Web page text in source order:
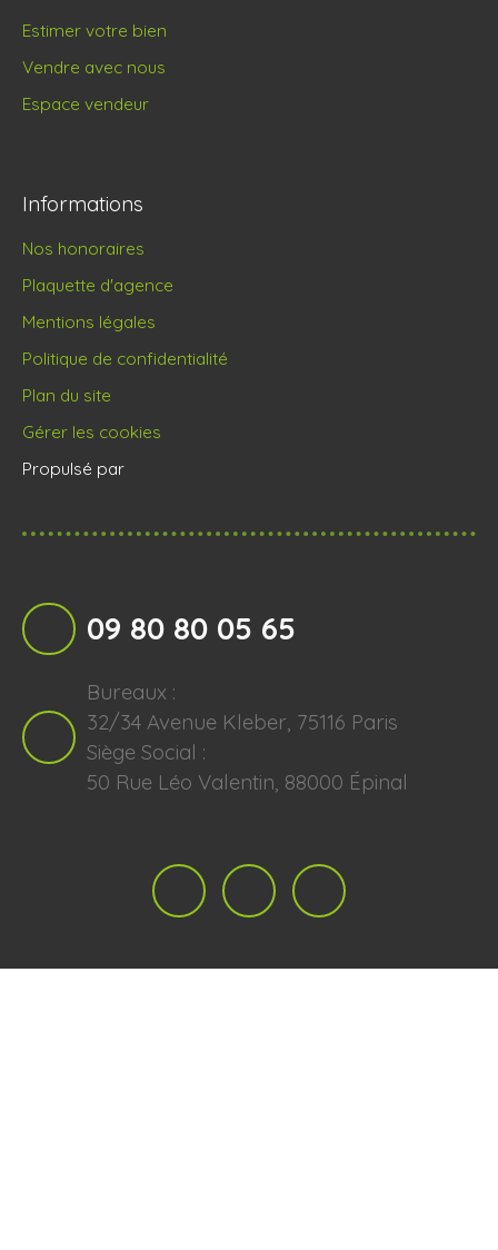
Estimer votre bien
Vendre avec nous
Espace vendeur
Informations
Nos honoraires
Plaquette d'agence
Mentions légales
Politique de confidentialité
Plan du site
Gérer les cookies
Propulsé par
09 80 80 05 65
Bureaux :
32/34 Avenue Kleber, 75116 Paris
Siège Social :
50 Rue Léo Valentin, 88000 Épinal